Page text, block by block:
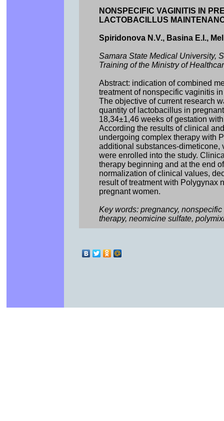
NONSPECIFIC VAGINITIS IN
LACTOBACILLUS
Spiridonova N.V., Basina E.I.,
Samara State Medical University,
Training of the Ministry of
Abstract: indication of combined
treatment of nonspecific vaginitis
The objective of current research
quantity of lactobacillus in
18,34±1,46 weeks of gestation
According the results of clinical
undergoing complex therapy with
additional substances-dimeticone,
were enrolled into the study.
therapy beginning and at the end
normalization of clinical values,
result of treatment with Polygynax
pregnant women.
Key words: pregnancy,
therapy, neomicine sulfate,